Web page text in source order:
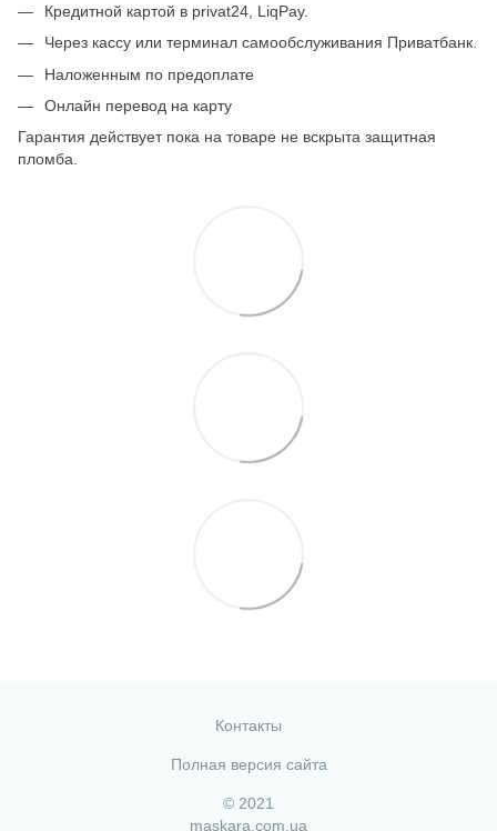
Кредитной картой в privat24, LiqPay.
Через кассу или терминал самообслуживания Приватбанк.
Наложенным по предоплате
Онлайн перевод на карту
Гарантия действует пока на товаре не вскрыта защитная
пломба.
Контакты
Полная версия сайта
© 2021
maskara.com.ua